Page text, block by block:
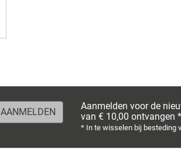
Aanmelden voor de
van € 10,00 ontvangen *
* In te wisselen bij besteding